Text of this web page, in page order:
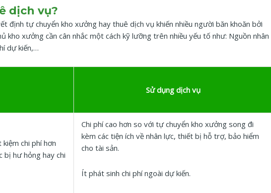
dịch vụ?
định tự chuyển kho xưởng hay thuê dịch vụ khiến nhiều người băn khoăn bởi
xưởng cần cân nhắc một cách kỹ lưỡng trên nhiều yếu tố như: Nguồn nhân
dự kiến,…
Sử dụng dịch vụ
chi phí hơn
bị hư hỏng hay chi
Chi phí cao hơn so với tự chuyển kho xưởng song đi
kèm các tiện ích về nhân lực, thiết bị hỗ trợ, bảo hiểm
cho tài sản.
Ít phát sinh chi phí ngoài dự kiến.